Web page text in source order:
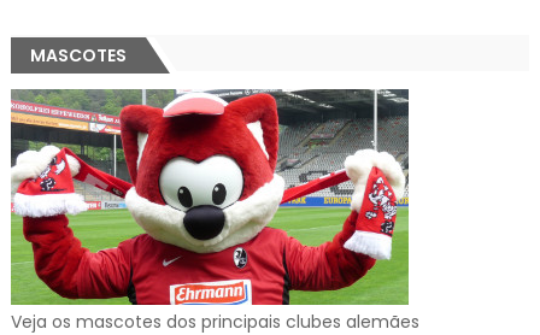
MASCOTES
Veja os mascotes dos principais clubes alemães